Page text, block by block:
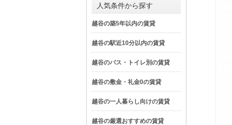
人気条件から探す
越谷の築5年以内の賃貸
越谷の駅近10分以内の賃貸
越谷のバス・トイレ別の賃貸
越谷の敷金・礼金0の賃貸
越谷の一人暮らし向けの賃貸
越谷の厳選おすすめの賃貸